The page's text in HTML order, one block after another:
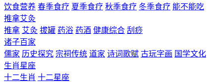
饮食营养 春季食疗 夏季食疗 秋季食疗 冬季食疗 能不能吃
推拿艾灸
推拿 艾灸 拔罐 药浴 药酒 健康综合 刮痧
诸子百家
儒家 历史探究 宗祠传统 道家 诗词歌赋 古玩字画 国学文化
生肖星座
十二生肖 十二星座